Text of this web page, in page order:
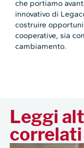
che portiamo
innovativo di
costruire
cooperative, sia
cambiamento.
Leggi
correlati